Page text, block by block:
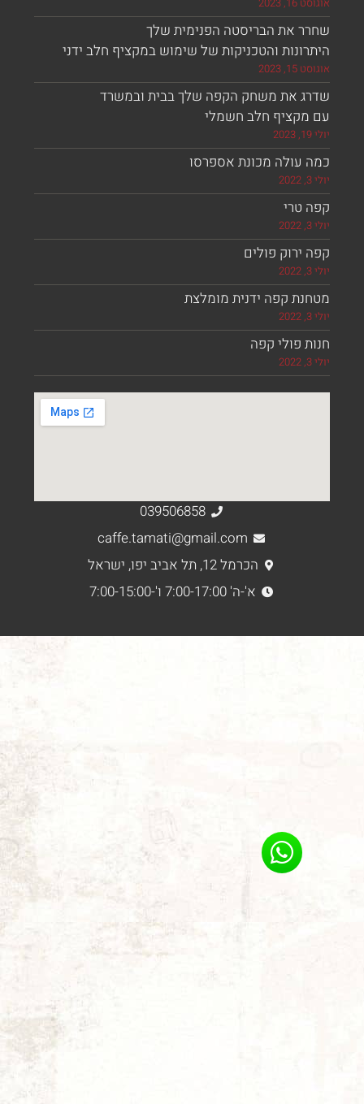
את הבריסטה הפנימית שלך
והטכניקות של שימוש במקציף חלב ידני
את משחק הקפה שלך בבית ובמשרד
חלב חשמלי
עולה מכונת אספרסו
ירוק פולים
קפה ידנית מומלצת
פולי קפה
039506858
caffe.tamati@gmail.com
הכרמל 12, תל אביב יפו, ישראל